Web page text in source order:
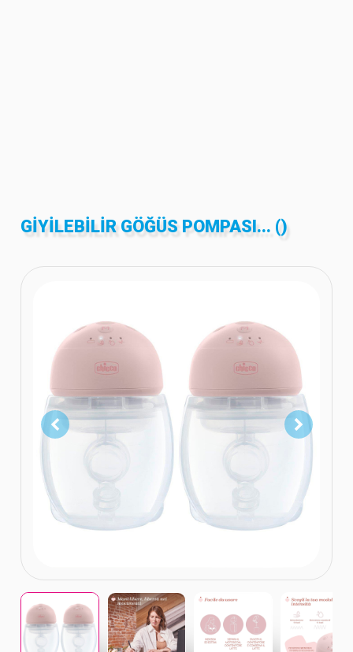
GIYILEBILIR GÖĞÜS POMPASI... ()